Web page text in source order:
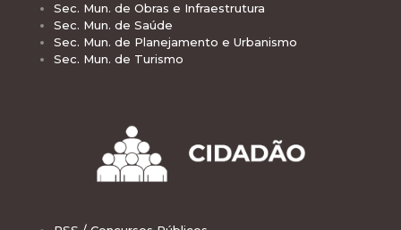
Sec. Mun. de Obras e Infraestrutura
Sec. Mun. de Saúde
Sec. Mun. de Planejamento e Urbanismo
Sec. Mun. de Turismo